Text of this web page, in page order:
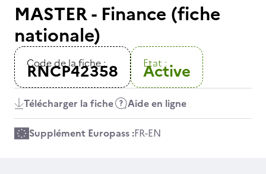
MASTER - Finance (fiche
nationale)
Code de la fiche :
RNCP42358 Etat :
Active
Télécharger la fiche Aide en ligne
Supplément Europass :FR-EN